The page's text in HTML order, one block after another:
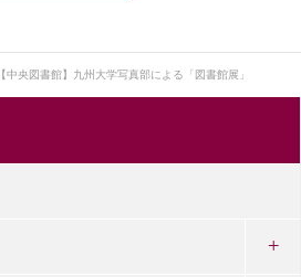
【中央図書館】九州大学写真部による「図書館展」